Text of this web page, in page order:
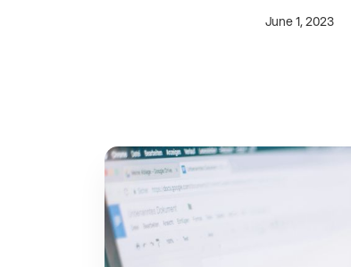
June 1, 2023